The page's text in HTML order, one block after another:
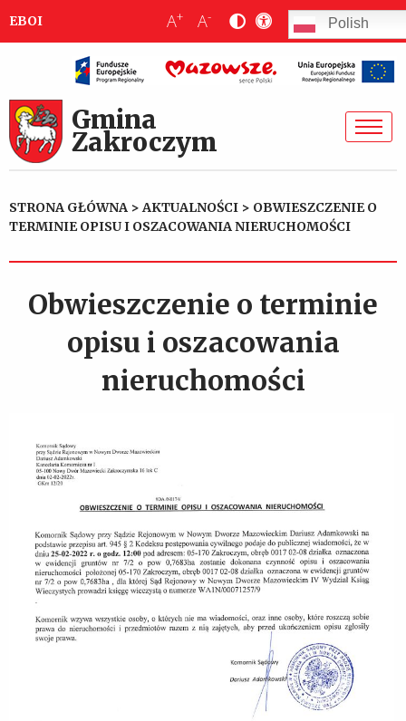
EBOI A+ A- Polish
Gmina
Zakroczym
STRONA GŁÓWNA >AKTUALNOŚCI > OBWIESZCZENIE O
TERMINIE OPISU I OSZACOWANIA NIERUCHOMOŚCI
Obwieszczenie o terminie
opisu i oszacowania
nieruchomości